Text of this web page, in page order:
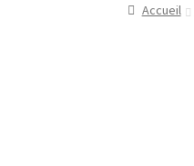
Accueil